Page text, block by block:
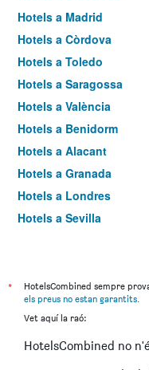
Hotels a Madrid
Hotels a Còrdova
Hotels a Toledo
Hotels a Saragossa
Hotels a València
Hotels a Benidorm
Hotels a Alacant
Hotels a Granada
Hotels a Londres
Hotels a Sevilla
*
HotelsCombined sempre
els preus no estan garantits.
Vet aquí la raó:
HotelsCombined no